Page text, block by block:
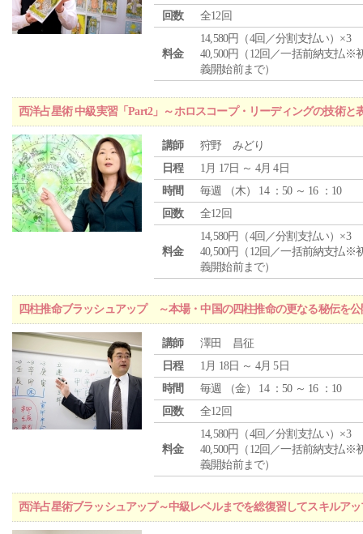
回数 全12回
料金
14,580円（4回／分割支払い）×3
40,500円（12回／一括前納支払※
義開始前まで）
西洋占星術 中級実習「Part2」～ホロスコープ・リーディングの技術と
講師
狩野 みどり
日程
1月 17日 ～ 4月 4日
時間
毎週 （木） 14 ：50 ～ 16 ：10
回数
全12回
料金
14,580円（4回／分割支払い）×3
40,500円（12回／一括前納支払※
義開始前まで）
四柱推命ブラッシュアップ ～本場・中国の四柱推命の更なる秘伝を
講師
澤田 昌征
日程
1月 18日 ～ 4月 5日
時間
毎週 （金） 14 ：50 ～ 16 ：10
回数
全12回
料金
14,580円（4回／分割支払い）×3
40,500円（12回／一括前納支払※
義開始前まで）
西洋占星術ブラッシュアップ～中級レベルまでを総復習してスキルア